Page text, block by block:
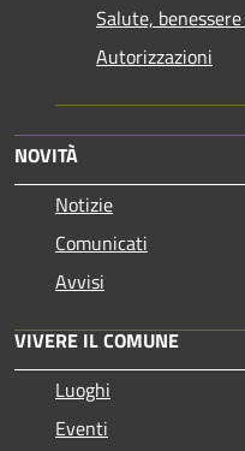
Salute,
Autorizzazioni
NOVITÀ
Notizie
Comunicati
Avvisi
VIVERE IL COMUNE
Luoghi
Eventi